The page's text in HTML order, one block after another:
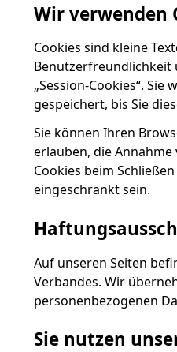
Wir verwenden
Cookies sind kleine
Benutzerfreundlichkeit
„Session-Cookies“.
gespeichert, bis Sie
Sie können Ihren
erlauben, die
Cookies beim
eingeschränkt sein.
Auf unseren Seiten
Verbandes. Wir
personenbezogenen
Sie nutzen